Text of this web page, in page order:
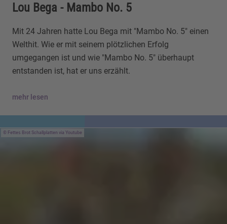
Lou Bega - Mambo No. 5
Mit 24 Jahren hatte Lou Bega mit "Mambo No. 5" einen
Welthit. Wie er mit seinem plötzlichen Erfolg
umgegangen ist und wie "Mambo No. 5" überhaupt
entstanden ist, hat er uns erzählt.
mehr lesen
Fettes Brot Schallplatten via Youtube